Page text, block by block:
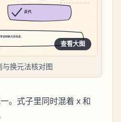
查看大图
换元法核对图
。式子里同时混着 x 和